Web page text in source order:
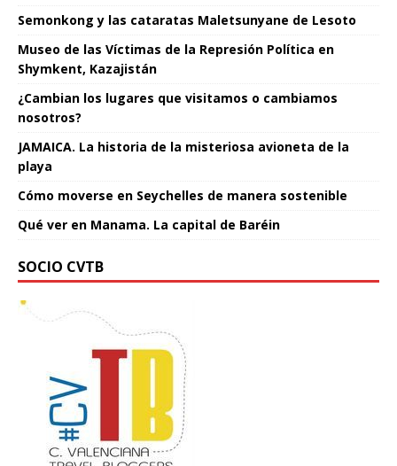
Semonkong y las cataratas Maletsunyane de Lesoto
Museo de las Víctimas de la Represión Política en
Shymkent, Kazajistán
¿Cambian los lugares que visitamos o cambiamos
nosotros?
JAMAICA. La historia de la misteriosa avioneta de la
playa
Cómo moverse en Seychelles de manera sostenible
Qué ver en Manama. La capital de Baréin
SOCIO CVTB